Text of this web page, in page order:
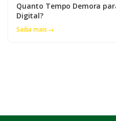
Quanto Tempo Demora
Digital?
Saiba mais →